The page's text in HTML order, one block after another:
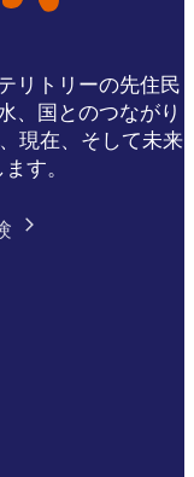
リトリーの先住民
、国とのつながり
現在、そして未来
す。